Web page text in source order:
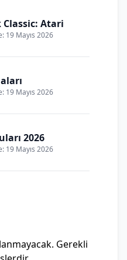
Atari
19 Mayıs 2026
19 Mayıs 2026
2026
19 Mayıs 2026
Gerekli